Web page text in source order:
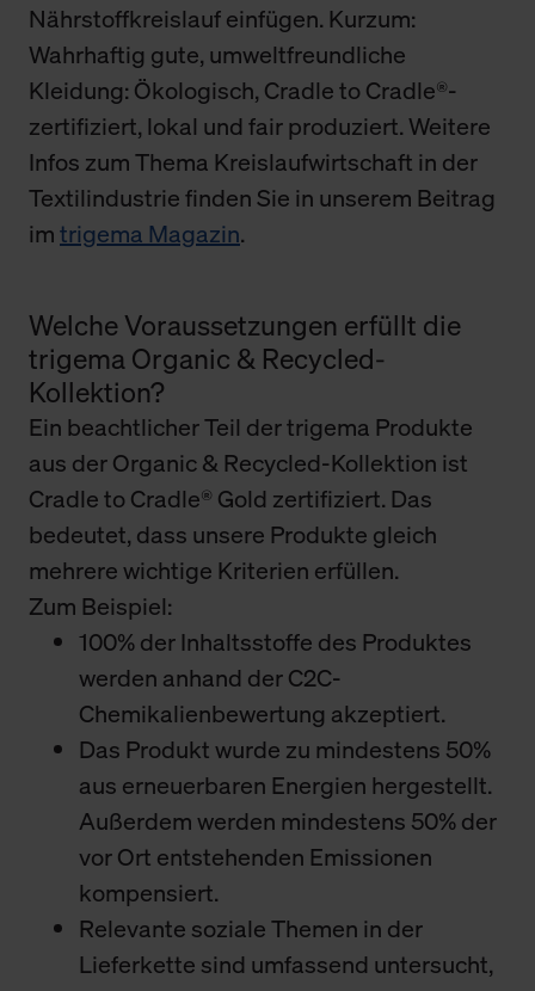
Nährstoffkreislauf einfügen. Kurzum:
Wahrhaftig gute, umweltfreundliche
Kleidung: Ökologisch, Cradle to Cradle®-
zertifiziert, lokal und fair produziert. Weitere
Infos zum Thema Kreislaufwirtschaft in der
Textilindustrie finden Sie in unserem Beitrag
imtrigema Magazin.
Welche Voraussetzungen erfüllt die
trigema Organic & Recycled-
Kollektion?
Ein beachtlicher Teil der trigema Produkte
aus der Organic & Recycled-Kollektion ist
Cradle to Cradle® Gold zertifiziert. Das
bedeutet, dass unsere Produkte gleich
mehrere wichtige Kriterien erfüllen.
Zum Beispiel:
100% der Inhaltsstoffe des Produktes
werden anhand der C2C-
Chemikalienbewertung akzeptiert.
Das Produkt wurde zu mindestens 50%
aus erneuerbaren Energien hergestellt.
Außerdem werden mindestens 50% der
vor Ort entstehenden Emissionen
kompensiert.
Relevante soziale Themen in der
Lieferkette sind umfassend untersucht,